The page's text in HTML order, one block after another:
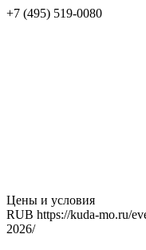
+7 (495) 519-0080
Цены и условия
RUB https://kuda-mo.ru/
2026/